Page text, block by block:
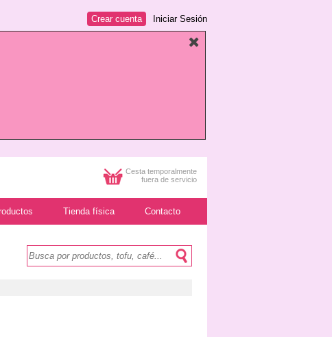
Iniciar Sesión
Crear cuenta
Cesta temporalmente
fuera de servicio
Tienda física Contacto